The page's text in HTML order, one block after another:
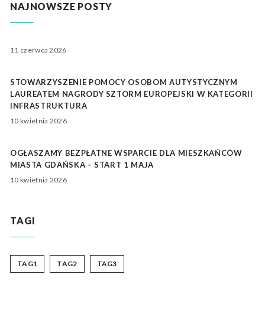
NAJNOWSZE POSTY
11 czerwca 2026
STOWARZYSZENIE POMOCY OSOBOM AUTYSTYCZNYM
LAUREATEM NAGRODY SZTORM EUROPEJSKI W KATEGORII
INFRASTRUKTURA
10 kwietnia 2026
OGŁASZAMY BEZPŁATNE WSPARCIE DLA MIESZKAŃCÓW
MIASTA GDAŃSKA – START 1 MAJA
10 kwietnia 2026
TAGI
TAG1 TAG2 TAG3